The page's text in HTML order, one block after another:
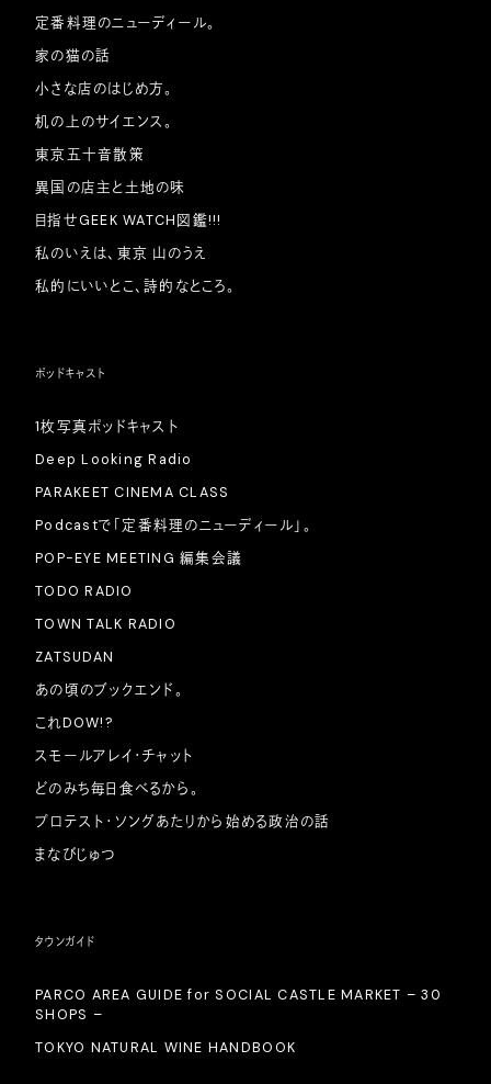
定番料理のニューディール。
家の猫の話
小さな店のはじめ方。
机の上のサイエンス。
東京五十音散策
異国の店主と土地の味
目指せGEEK WATCH図鑑!!!
私のいえは、東京 山のうえ
私的にいいとこ、詩的なところ。
ポッドキャスト
1枚写真ポッドキャスト
Deep Looking Radio
PARAKEET CINEMA CLASS
Podcastで「定番料理のニューディール」。
POP-EYE MEETING 編集会議
TODO RADIO
TOWN TALK RADIO
ZATSUDAN
あの頃のブックエンド。
これDOW!?
スモールアレイ・チャット
どのみち毎日食べるから。
プロテスト・ソングあたりから始める政治の話
まなびじゅつ
タウンガイド
PARCO AREA GUIDE for SOCIAL CASTLE MARKET – 30
SHOPS –
TOKYO NATURAL WINE HANDBOOK